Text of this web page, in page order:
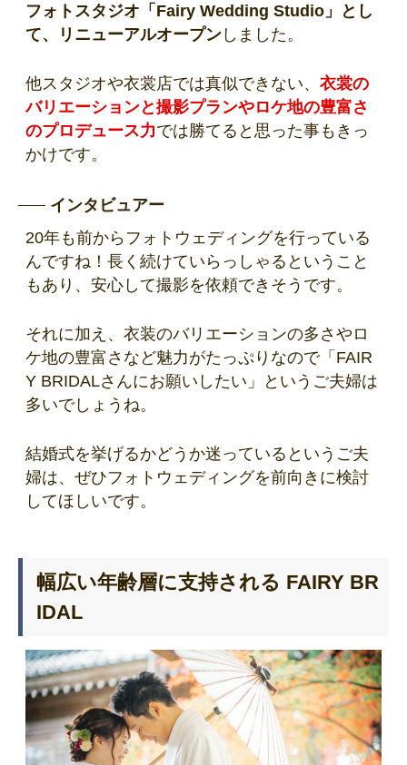
フォトスタジオ「Fairy Wedding Studio」とし
て、リニューアルオープン しました。
他スタジオや衣裳店では真似できない、 衣裳の
バリエーションと撮影プランやロケ地の豊富さ
のプロデュース力では勝てると思った事もきっ
かけです。
インタビュアー
20年も前からフォトウェディングを行っている
んですね！長く続けていらっしゃるということ
もあり、安心して撮影を依頼できそうです。
それに加え、衣装のバリエーションの多さやロ
ケ地の豊富さなど魅力がたっぷりなので「FAIR
Y BRIDALさんにお願いしたい」というご夫婦は
多いでしょうね。
結婚式を挙げるかどうか迷っているというご夫
婦は、ぜひフォトウェディングを前向きに検討
してほしいです。
幅広い年齢層に支持される FAIRY BR
IDAL